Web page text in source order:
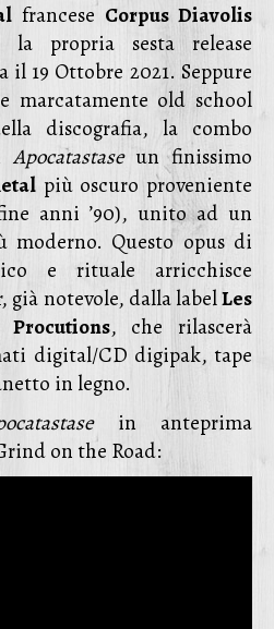
francese Corpus Diavolis
propria sesta release
il 19 Ottobre 2021. Seppure
marcatamente old school
discografia, la combo
Apocatastaseun finissimo
più oscuro proveniente
anni ’90), unito ad un
moderno. Questo opus di
e rituale arricchisce
notevole, dalla labelLes
, che rilascerà
digital/CD digipak, tape
in legno.
in anteprima
on the Road: